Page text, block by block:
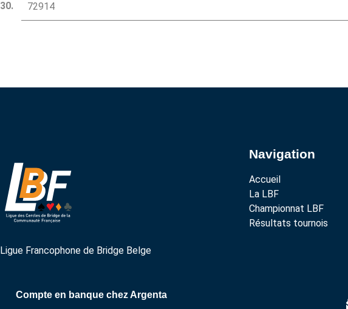
72914
Ligue Francophone de Bridge Belge
Navigation
Accueil
La LBF
Championnat LBF
Résultats tournois
Compte en banque chez Argenta